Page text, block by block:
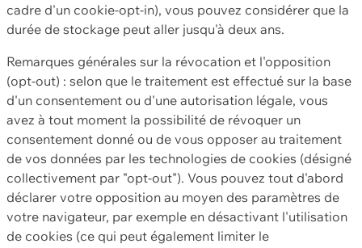
cadre d'un cookie-opt-in), vous pouvez considérer que la
durée de stockage peut aller jusqu'à deux ans.
Remarques générales sur la révocation et l'opposition
(opt-out) : selon que le traitement est effectué sur la base
d'un consentement ou d'une autorisation légale, vous
avez à tout moment la possibilité de révoquer un
consentement donné ou de vous opposer au traitement
de vos données par les technologies de cookies (désigné
collectivement par "opt-out"). Vous pouvez tout d'abord
déclarer votre opposition au moyen des paramètres de
votre navigateur, par exemple en désactivant l'utilisation
de cookies (ce qui peut également limiter le